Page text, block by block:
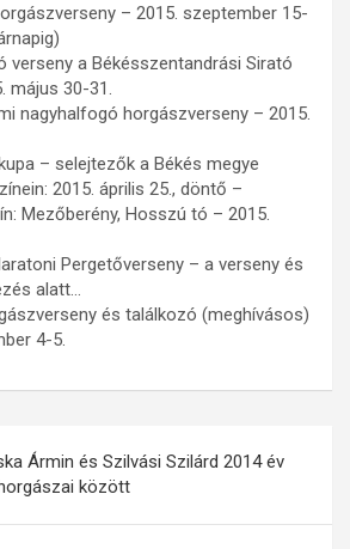
– 2015. szeptember 15-
verseny a Békésszentandrási Sirató
május 30-31.
nagyhalfogó horgászverseny – 2015.
– selejtezők a Békés megye
2015. április 25., döntő –
Mezőberény, Hosszú tó – 2015.
Pergetőverseny – a verseny és
alatt…
és találkozó (meghívásos)
4-5.
Ármin és Szilvási Szilárd 2014 év
között